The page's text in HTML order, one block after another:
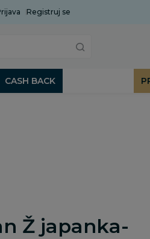
Uobičajeni rok isporuke je 2 do 7 radnih
Registruj se
CASH BACK
Ž japanka-